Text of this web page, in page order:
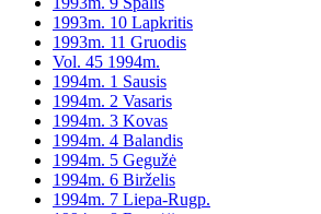
1993m. 10 Lapkritis
1993m. 11 Gruodis
Vol. 45 1994m.
1994m. 1 Sausis
1994m. 2 Vasaris
1994m. 3 Kovas
1994m. 4 Balandis
1994m. 5 Gegužė
1994m. 6 Birželis
1994m. 7 Liepa-Rugp.